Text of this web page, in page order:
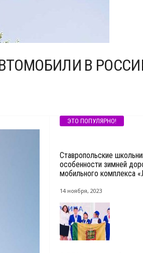
В
ЭТО ПОПУЛЯРНО!
Ставропольские
особенности зимней
мобильного комплекса
14 ноября, 2023